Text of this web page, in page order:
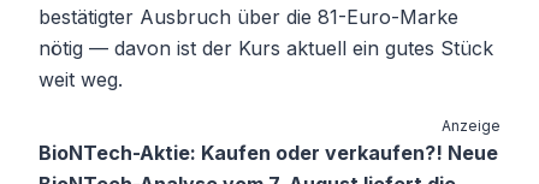
bestätigter Ausbruch über die 81-Euro-Marke
nötig — davon ist der Kurs aktuell ein gutes Stück
weit weg.
Anzeige
BioNTech-Aktie: Kaufen oder verkaufen?! Neue